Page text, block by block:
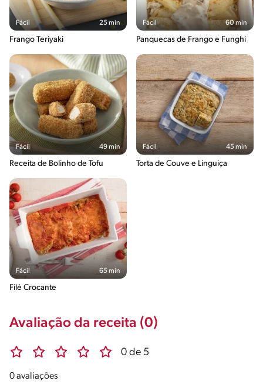
Fácil 25 min
Frango Teriyaki
Fácil 60 min
Panquecas de Frango e Funghi
Fácil 49 min
Receita de Bolinho de Tofu
Fácil 45 min
Torta de Couve e Linguiça
Fácil 65 min
Filé Crocante
Avaliação da receita (0)
0 de 5
0 avaliações